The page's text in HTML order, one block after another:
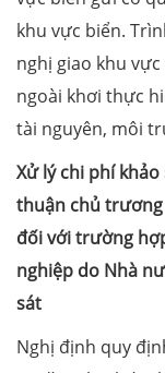
khu vực biển.
nghị giao khu
ngoài khơi thực
tài nguyên, môi
Xử lý chi phí
thuận chủ
đối với trường
nghiệp do Nhà
sát
Nghị định quy